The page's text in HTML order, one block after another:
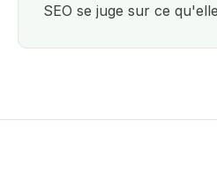
SEO se juge sur ce